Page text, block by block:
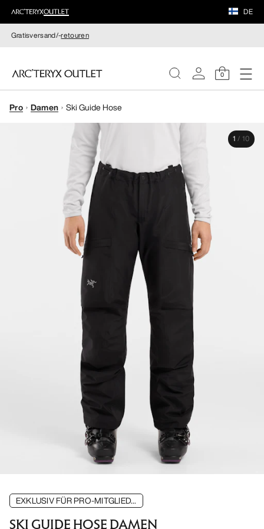
DE
Gratisversand/-retouren
0
DAMEN
Pro Damen Ski Guide Hose
1 / 10
EXKLUSIV FÜR PRO-MITGLIED...
SKI GUIDE HOSE DAMEN